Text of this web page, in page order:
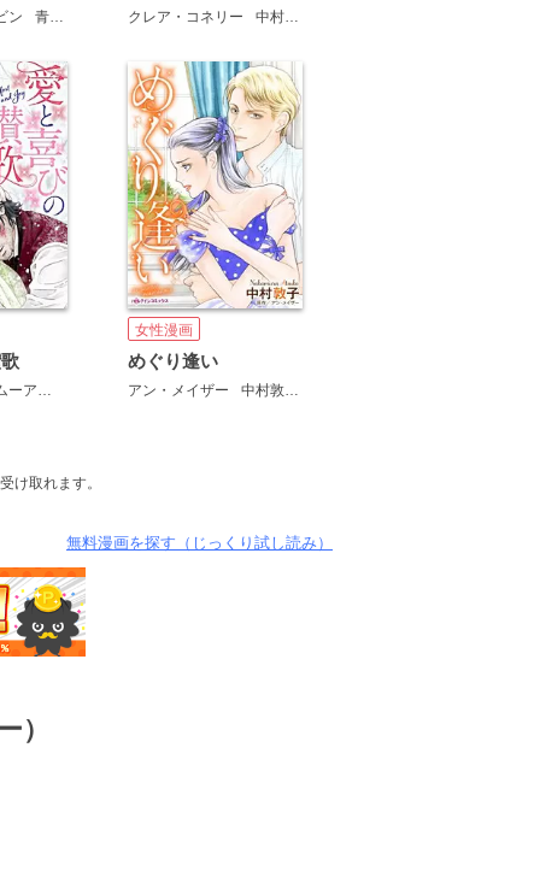
ン 青鹿毛スバル クレア・コネリー 中村理恵
マーガレット・ムーア青鹿毛スバル
女性漫画
めぐり逢い
アン・メイザー 中村敦子
け取れます。
無料漫画を探す（じっくり試し読み）
）